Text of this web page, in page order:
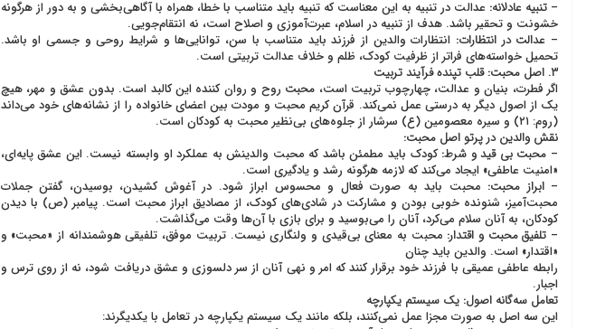
– تنبیه عادلانه: عدالت در تنبیه به این معناست که تنبیه باید متناسب با خطا، همراه با آگاهی‌بخشی و به دور از هرگونه
خشونت و تحقیر باشد. هدف از تنبیه در اسلام، عبرت‌آموزی و اصلاح است، نه انتقام‌جویی.
– عدالت در انتظارات: انتظارات والدین از فرزند باید متناسب با سن، توانایی‌ها و شرایط روحی و جسمی او باشد.
تحمیل خواسته‌های فراتر از ظرفیت کودک، ظلم و خلاف عدالت تربیتی است.
۳. اصل محبت: قلب تپنده فرآیند تربیت
اگر فطرت، بنیان و عدالت، چهارچوب تربیت است، محبت روح و روان کننده این کالبد است. بدون عشق و مهر، هیچ
یک از اصول دیگر به درستی عمل نمی‌کند. قرآن کریم محبت و مودت بین اعضای خانواده را از نشانه‌های خود می‌داند
(روم: ۲۱) و سیره معصومین (ع) سرشار از جلوه‌های بی‌نظیر محبت به کودکان است.
نقش والدین در پرتو اصل محبت:
– محبت بی قید و شرط:کودک باید مطمئن باشد که محبت والدینش به عملکرد او وابسته نیست. این عشق پایه‌ای،
«امنیت عاطفی» ایجاد می‌کند که لازمه هرگونه رشد و یادگیری است.
–ابراز محبت: محبت باید به صورت فعال و محسوس ابراز شود. در آغوش کشیدن، بوسیدن، گفتن جملات
محبت‌آمیز، شنونده خوبی بودن و مشارکت در شادی‌های کودک، از مصادیق ابراز محبت است. پیامبر (ص) با دیدن
کودکان، به آنان سلام می‌کرد، آنان را می‌بوسید و برای بازی با آن‌ها وقت می‌گذاشت.
– تلفیق محبت و اقتدار: محبت به معنای بی‌قیدی و ولنگاری نیست. تربیت موفق، تلفیقی هوشمندانه از «محبت» و
«اقتدار» است. والدین باید چنان
رابطه عاطفی عمیقی با فرزند خود برقرار کنند که امر و نهی آنان از سر دلسوزی و عشق دریافت شود، نه از روی ترس و
اجبار.
تعامل سه‌گانه اصول: یک سیستم یکپارچه
این سه اصل به صورت مجزا عمل نمی‌کنند، بلکه مانند یک سیستم یکپارچه در تعامل با یکدیگرند: